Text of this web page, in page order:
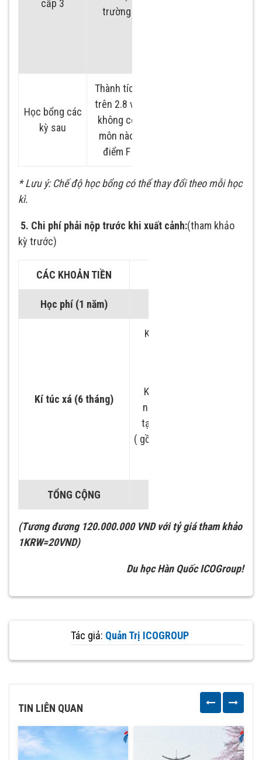
cấp 3
trường
Học bổng các
kỳ sau
Thành tích
trên 2.8 và
không có
môn nào
điểm F
* Lưu ý: Chế độ học bổng có thể thay đổi theo mỗi học
kì.
5. Chi phí phải nộp trước khi xuất cảnh:(tham khảo
kỳ trước)
CÁC KHOẢN TIỀN
Học phí (1 năm)
Kí túc xá (6 tháng)
Kỳ học ( 3 tháng ) :
Kỳ nghỉ : 716.400 (
nam), 802.200 ( nữ)
tạm tính 2.000.0000
( gồm 2 bữa ăn từ thứ 2
TỔNG CỘNG
(Tương đương 120.000.000 VND với tỷ giá tham khảo
1KRW=20VND)
Du học Hàn Quốc ICOGroup!
Tác giả: Quản Trị ICOGROUP
TIN LIÊN QUAN